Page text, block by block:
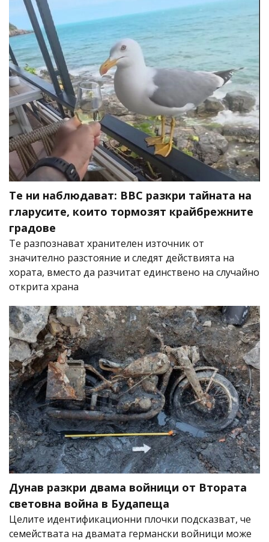
Те ни наблюдават: BBC разкри тайната на
гларусите, които тормозят крайбрежните
градове
Те разпознават хранителен източник от
значително разстояние и следят действията на
хората, вместо да разчитат единствено на случайно
открита храна
Дунав разкри двама войници от Втората
световна война в Будапеща
Целите идентификационни плочки подсказват, че
семействата на двамата германски войници може